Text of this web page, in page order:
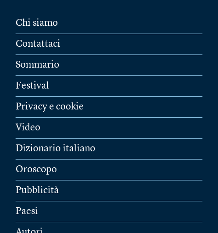
Chi siamo
Contattaci
Sommario
Festival
Privacy e cookie
Video
Dizionario italiano
Oroscopo
Pubblicità
Paesi